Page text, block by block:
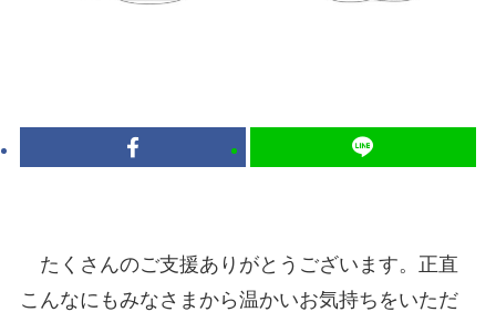
たくさんのご支援ありがとうございます。正直
こんなにもみなさまから温かいお気持ちをいただ